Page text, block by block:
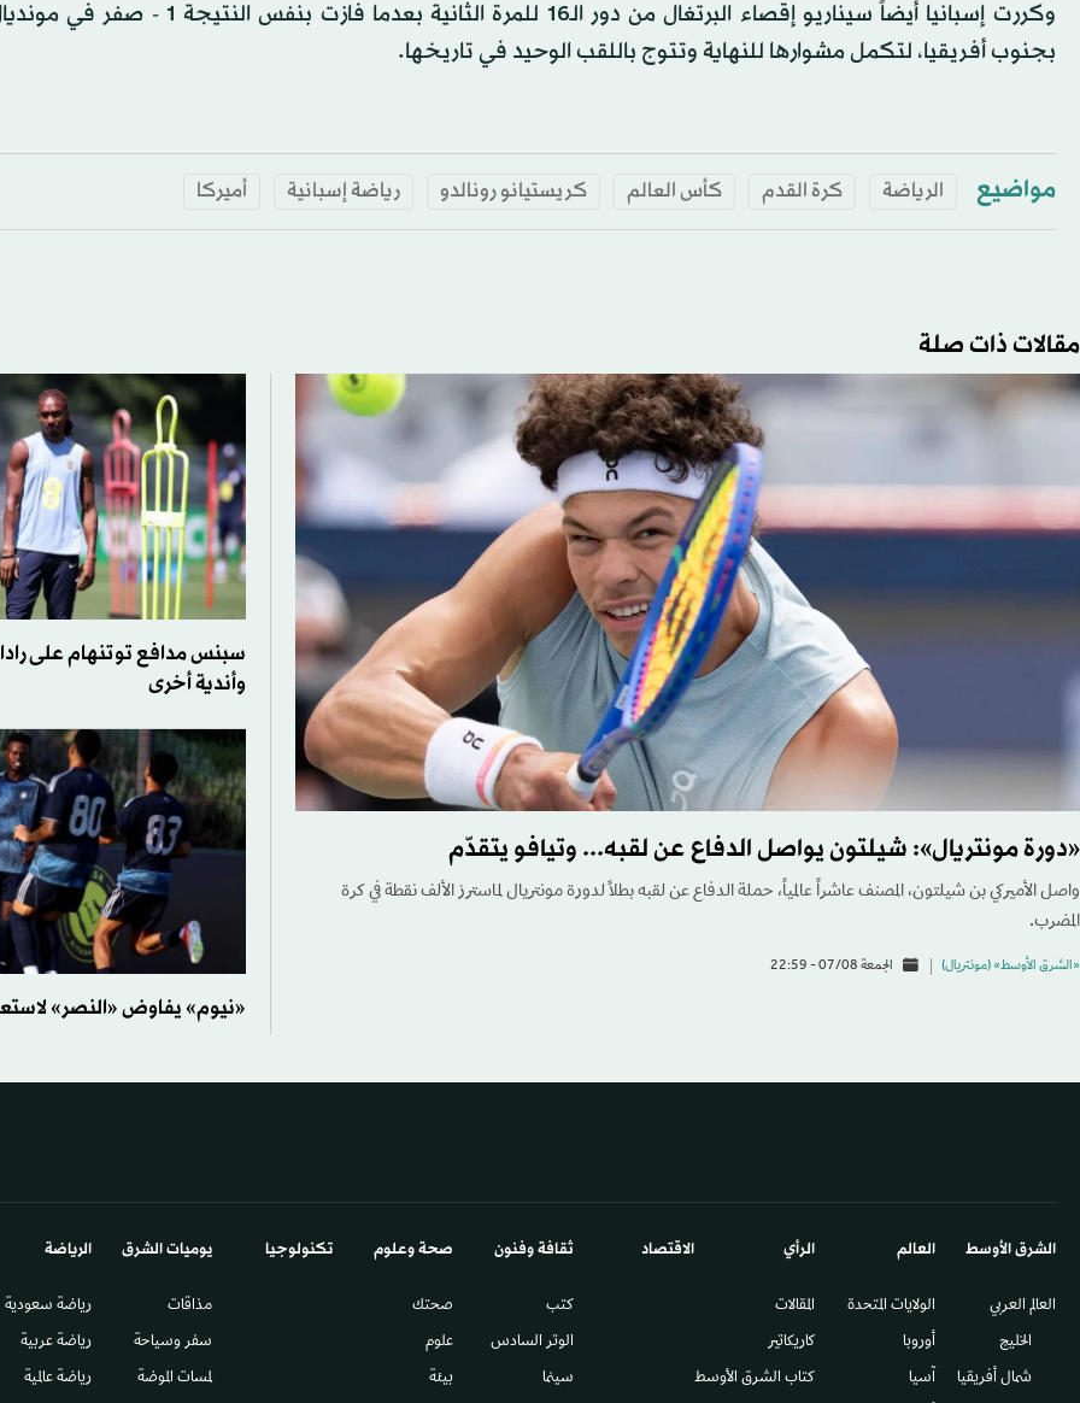
بجنوب أفريقيا، لتكمل مشوارها للنهاية وتتوج باللقب الوحيد في تاريخها.
مواضيع الرياضة كرة القدم كأس العالم كريستيانو رونالدو رياضة إسبانية أميركا
مقالات ذات صلة
«دورة مونتريال»: شيلتون يواصل الدفاع عن لقبه... وتيافو يتقدّم
واصل الأميركي بن شيلتون، المصنف عاشراً عالمياً، حملة الدفاع عن لقبه بطلاً لدورة مونتريال لماسترز الألف نقطة في كرة
المضرب.
«الشرق الأوسط» (مونتريال) الجمعة 07/08 - 22:59
سبنس مدافع توتنهام على
وأندية أخرى
«نيوم» يفاوض «النصر»
الشرق الأوسط​
العالم العربي
الخليج
شمال أفريقيا
العالم
الولايات المتحدة
أوروبا
آسيا
الرأي
المقالات
كاريكاتير
كتاب الشرق الأوسط
الاقتصاد ثقافة وفنون
كتب
الوتر السادس​
سينما
صحة وعلوم
صحتك
علوم
بيئة
تكنولوجيا يوميات الشرق​
مذاقات
سفر وسياحة
لمسات الموضة
الرياضة
رياضة سعودية
رياضة عربية
رياضة عالمية